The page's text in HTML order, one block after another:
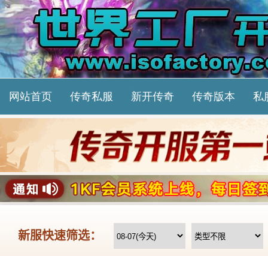
网站首页 传奇私服 新开传奇 传奇版本 私